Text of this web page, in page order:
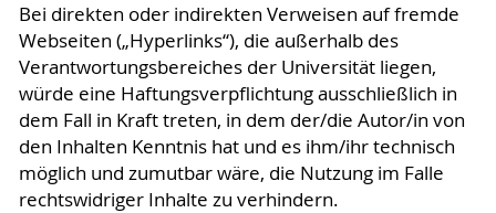
Bei direkten oder indirekten Verweisen auf fremde
Webseiten („Hyperlinks“), die außerhalb des
Verantwortungsbereiches der Universität liegen,
würde eine Haftungsverpflichtung ausschließlich in
dem Fall in Kraft treten, in dem der/die Autor/in von
den Inhalten Kenntnis hat und es ihm/ihr technisch
möglich und zumutbar wäre, die Nutzung im Falle
rechtswidriger Inhalte zu verhindern.